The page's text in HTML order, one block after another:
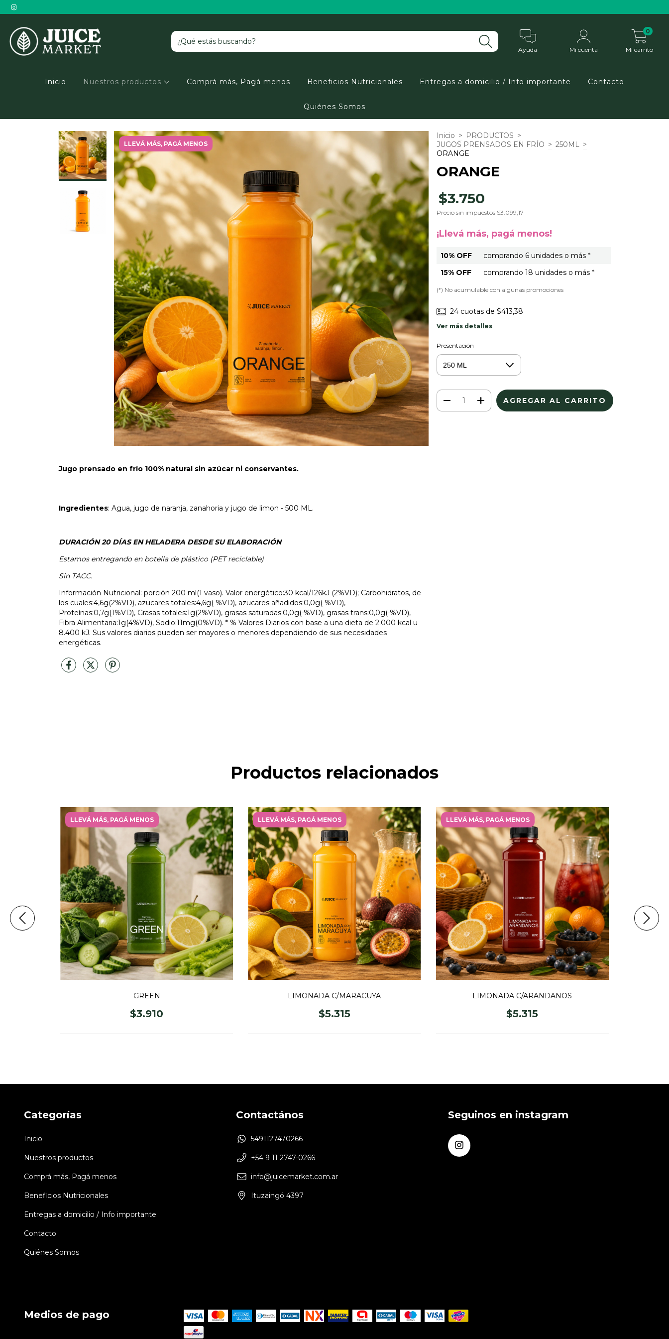
Ayuda Mi cuenta Mi carrito
0
Inicio Nuestros productos Comprá más, Pagá menos Beneficios Nutricionales Entregas a domicilio / Info importante Contacto
Quiénes Somos
LLEVÁ MÁS, PAGÁ MENOS
Jugo prensado en frío 100% natural sin azúcar ni conservantes.
Ingredientes: Agua, jugo de naranja, zanahoria y jugo de limon - 500 ML.
DURACIÓN 20 DÍAS EN HELADERA DESDE SU ELABORACIÓN
Estamos entregando en botella de plástico (PET reciclable)
Sin TACC.
Información Nutricional: porción 200 ml(1 vaso). Valor energético:30 kcal/126kJ (2%VD); Carbohidratos, de
los cuales:4,6g(2%VD), azucares totales:4,6g(-%VD), azucares añadidos:0,0g(-%VD),
Proteínas:0,7g(1%VD), Grasas totales:1g(2%VD), grasas saturadas:0,0g(-%VD), grasas trans:0,0g(-%VD),
Fibra Alimentaria:1g(4%VD), Sodio:11mg(0%VD). * % Valores Diarios con base a una dieta de 2.000 kcal u
8.400 kJ. Sus valores diarios pueden ser mayores o menores dependiendo de sus necesidades
energéticas.
Inicio > PRODUCTOS >
JUGOS PRENSADOS EN FRÍO > 250ML >
ORANGE
ORANGE
$3.750
Precio sin impuestos $3.099,17
¡Llevá más, pagá menos!
10% OFF
comprando 6 unidades o más *
15% OFF
comprando 18 unidades o más *
(*) No acumulable con algunas promociones
24 cuotas de $413,38
Ver más detalles
Presentación
Productos relacionados
LLEVÁ MÁS, PAGÁ MENOS
GREEN
$3.910
LLEVÁ MÁS, PAGÁ MENOS
LIMONADA C/MARACUYA
$5.315
LLEVÁ MÁS, PAGÁ MENOS
LIMONADA C/ARANDANOS
$5.315
Categorías
Inicio
Nuestros productos
Comprá más, Pagá menos
Beneficios Nutricionales
Entregas a domicilio / Info importante
Contacto
Quiénes Somos
Contactános
5491127470266
+54 9 11 2747-0266
info@juicemarket.com.ar
Ituzaingó 4397
Seguinos en instagram
Medios de pago